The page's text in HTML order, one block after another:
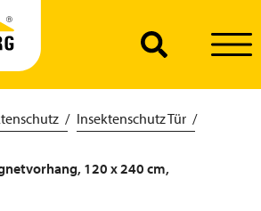
Insektenschutz Tür
120 x 240 cm,